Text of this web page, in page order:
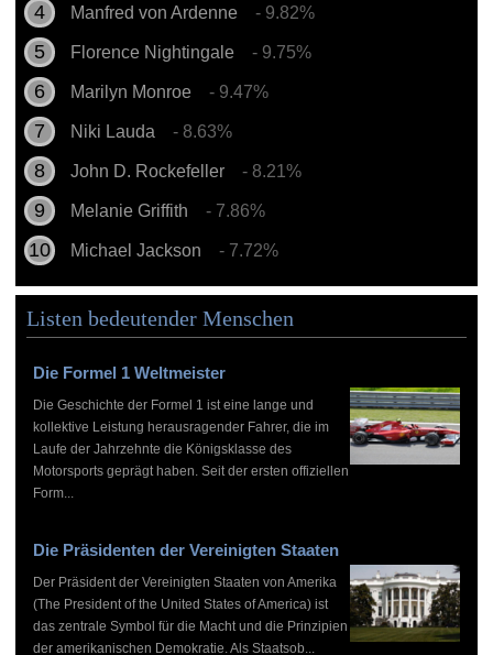
Manfred von Ardenne - 9.82%
Florence Nightingale - 9.75%
Marilyn Monroe - 9.47%
Niki Lauda - 8.63%
John D. Rockefeller - 8.21%
Melanie Griffith - 7.86%
Michael Jackson - 7.72%
Listen bedeutender Menschen
Die Formel 1 Weltmeister
Die Geschichte der Formel 1 ist eine lange und
kollektive Leistung herausragender Fahrer, die im
Laufe der Jahrzehnte die Königsklasse des
Motorsports geprägt haben. Seit der ersten offiziellen
Form...
Die Präsidenten der Vereinigten Staaten
Der Präsident der Vereinigten Staaten von Amerika
(The President of the United States of America) ist
das zentrale Symbol für die Macht und die Prinzipien
der amerikanischen Demokratie. Als Staatsob...